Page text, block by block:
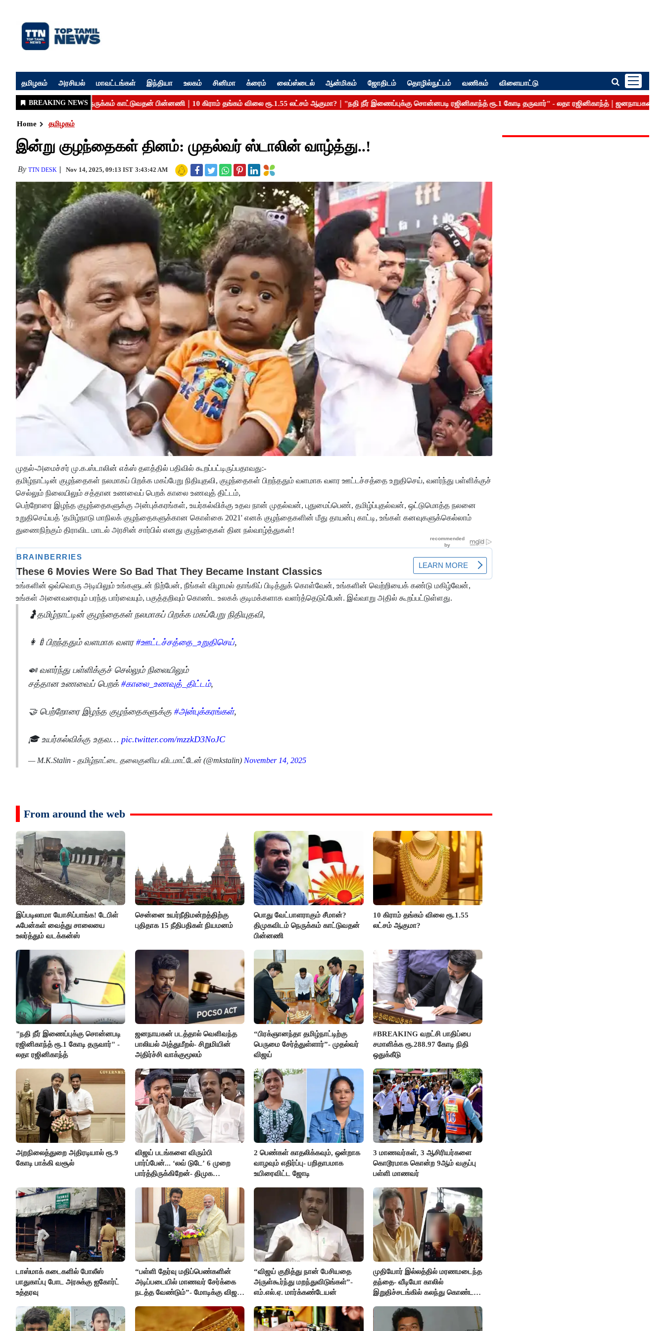
தமிழகம் அரசியல் மாவட்டங்கள் இந்தியா உலகம் சினிமா க்ரைம் லைப்ஸ்டைல் ஆன்மிகம் ஜோதிடம் தொழில்நுட்பம் வணிகம் விளையாட்டு
Home தமிழகம்
இன்று குழந்தைகள் தினம்: முதல்வர் ஸ்டாலின் வாழ்த்து..!
By TTN DESK Nov 14, 2025, 09:13 IST 3:43:42 AM
முதல்-அமைச்சர் மு.க.ஸ்டாலின் எக்ஸ் தளத்தில் பதிவில் கூறப்பட்டிருப்பதாவது:-
தமிழ்நாட்டின் குழந்தைகள் நலமாகப் பிறக்க மகப்பேறு நிதியுதவி, குழந்தைகள் பிறந்ததும் வளமாக வளர ஊட்டச்சத்தை உறுதிசெய், வளர்ந்து பள்ளிக்குச்
செல்லும் நிலையிலும் சத்தான உணவைப் பெறக் காலை உணவுத் திட்டம்,
பெற்றோரை இழந்த குழந்தைகளுக்கு அன்புக்கரங்கள், உயர்கல்விக்கு உதவ நான் முதல்வன், புதுமைப்பெண், தமிழ்ப்புதல்வன், ஒட்டுமொத்த நலனை
உறுதிசெய்யத் 'தமிழ்நாடு மாநிலக் குழந்தைகளுக்கான கொள்கை 2021' எனக் குழந்தைகளின் மீது தாயன்பு காட்டி, உங்கள் கனவுகளுக்கெல்லாம்
துணைநிற்கும் திராவிட மாடல் அரசின் சார்பில் எனது குழந்தைகள் தின நல்வாழ்த்துகள்!
உங்களின் ஒவ்வொரு அடியிலும் உங்களுடன் நிற்பேன், நீங்கள் விழாமல் தாங்கிப் பிடித்துக் கொள்வேன், உங்களின் வெற்றியைக் கண்டு மகிழ்வேன்,
உங்கள் அனைவரையும் பரந்த பார்வையும், பகுத்தறிவும் கொண்ட உலகக் குடிமக்களாக வளர்த்தெடுப்பேன். இவ்வாறு அதில் கூறப்பட்டுள்ளது.
🤰தமிழ்நாட்டின் குழந்தைகள் நலமாகப் பிறக்க மகப்பேறு நிதியுதவி,
👩‍🍼பிறந்ததும் வளமாக வளர#ஊட்டச்சத்தை_உறுதிசெய்,
🍛 வளர்ந்து பள்ளிக்குச் செல்லும் நிலையிலும்
சத்தான உணவைப் பெறக் #காலை_உணவுத்_திட்டம்,
🤝 பெற்றோரை இழந்த குழந்தைகளுக்கு #அன்புக்கரங்கள்,
🎓 உயர்கல்விக்கு உதவ… pic.twitter.com/mzzkD3NoJC
— M.K.Stalin - தமிழ்நாட்டை தலைகுனிய விடமாட்டேன் (@mkstalin) November 14, 2025
From around the web
இப்படிலாமா யோசிப்பாங்க! டேபிள்
ஃபேன்கள் வைத்து சாலையை
உலர்த்தும் வடக்கன்ஸ்
சென்னை உயர்நீதிமன்றத்திற்கு
புதிதாக 15 நீதிபதிகள் நியமனம்
பொது வேட்பாளராகும் சீமான்?
திமுகவிடம் நெருக்கம் காட்டுவதன்
பின்னணி
10 கிராம் தங்கம் விலை ரூ.1.55
லட்சம் ஆகுமா?
"நதி நீர் இணைப்புக்கு சொன்னபடி
ரஜினிகாந்த் ரூ.1 கோடி தருவார்" -
லதா ரஜினிகாந்த்
ஜனநாயகன் படத்தால் வெளிவந்த
பாலியல் அத்துமீறல்- சிறுமியின்
அதிர்ச்சி வாக்குமூலம்
“பிரக்ஞானந்தா தமிழ்நாட்டிற்கு
பெருமை சேர்த்துள்ளார்”- முதல்வர்
விஜய்
#BREAKING வறட்சி பாதிப்பை
சமாளிக்க ரூ.288.97 கோடி நிதி
ஒதுக்கீடு
அறநிலைத்துறை அதிரடியால் ரூ.9
கோடி பாக்கி வசூல்
விஜய் படங்களை விரும்பி
பார்ப்பேன்... ‘லவ் டுடே’ 6 முறை
பார்த்திருக்கிறேன்- திமுக
2 பெண்கள் காதலிக்கவும், ஒன்றாக
வாழவும் எதிர்ப்பு- பறிதாபமாக
உயிரைவிட்ட ஜோடி
3 மாணவர்கள், 3 ஆசிரியர்களை
கொடூரமாக கொன்ற 9ஆம் வகுப்பு
பள்ளி மாணவர்
டாஸ்மாக் கடைகளில் போலீஸ்
பாதுகாப்பு போட அரசுக்கு ஐகோர்ட்
உத்தரவு
“பள்ளி தேர்வு மதிப்பெண்களின்
அடிப்படையில் மாணவர் சேர்க்கை
நடத்த வேண்டும்”- மோடிக்கு விஜய்
“விஜய் குறித்து நான் பேசியதை
அருள்கூர்ந்து மறந்துவிடுங்கள்”-
எம்.எல்.ஏ. மார்க்கண்டேயன்
முதியோர் இல்லத்தில் மரணமடைந்த
தந்தை- வீடியோ காலில்
இறுதிச்சடங்கில் கலந்து கொண்ட